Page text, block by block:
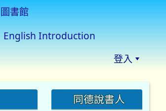
圖書館
English Introduction
登入
::: 同德說書人